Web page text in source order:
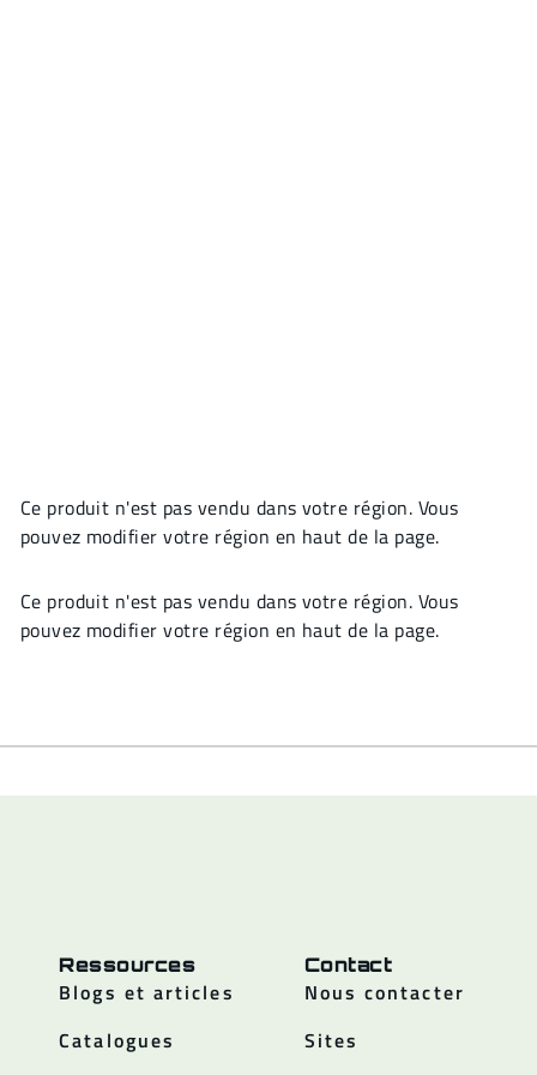
Ce produit n'est pas vendu dans votre région. Vous
pouvez modifier votre région en haut de la page.
Ce produit n'est pas vendu dans votre région. Vous
pouvez modifier votre région en haut de la page.
Ressources
Blogs et articles
Catalogues
Contact
Nous contacter
Sites